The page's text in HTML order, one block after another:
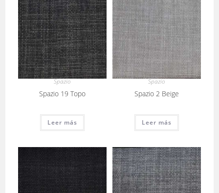
Spazio
Spazio 19 Topo
Leer más
Spazio
Spazio 2 Beige
Leer más